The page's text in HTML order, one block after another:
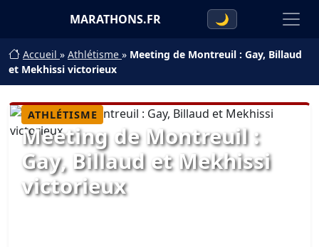
MARATHONS.FR 🌙
Accueil » Athlétisme » Meeting de Montreuil : Gay, Billaud
et Mekhissi victorieux
ATHLÉTISME
Meeting de Montreuil :
Gay, Billaud et Mekhissi
victorieux